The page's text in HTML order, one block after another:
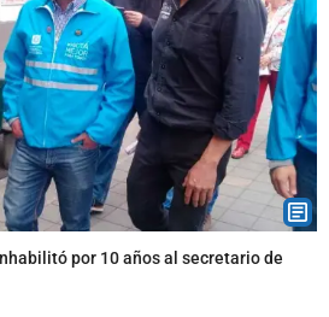
por 10 años al secretario de